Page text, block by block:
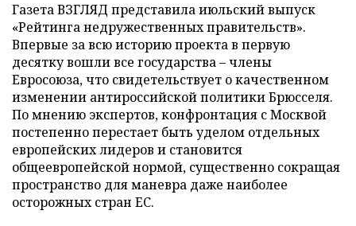
Газета ВЗГЛЯД представила июльский выпуск
«Рейтинга недружественных правительств».
Впервые за всю историю проекта в первую
десятку вошли все государства – члены
Евросоюза, что свидетельствует о качественном
изменении антироссийской политики Брюсселя.
По мнению экспертов, конфронтация с Москвой
постепенно перестает быть уделом отдельных
европейских лидеров и становится
общеевропейской нормой, существенно сокращая
пространство для маневра даже наиболее
осторожных стран ЕС.